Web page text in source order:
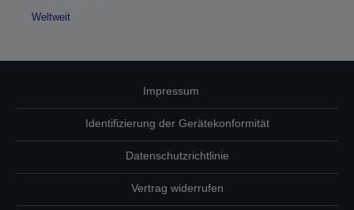
Weltweit
Impressum
Identifizierung der Gerätekonformität
Datenschutzrichtlinie
Vertrag widerrufen